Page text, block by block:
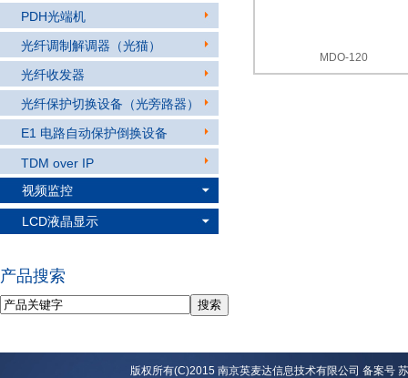
PDH光端机
光纤调制解调器（光猫）
光纤收发器
光纤保护切换设备（光旁路器）
E1 电路自动保护倒换设备
TDM over IP
视频监控
LCD液晶显示
产品搜索
MDO-120
版权所有(C)2015 南京英麦达信息技术有限公司 备案号